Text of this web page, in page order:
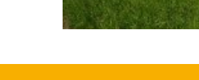
taille : 5184
/ 3888